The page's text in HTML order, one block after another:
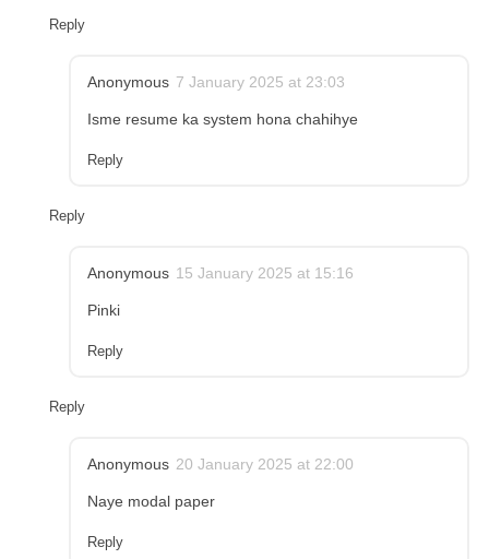
Reply
Anonymous 7 January 2025 at 23:03
Isme resume ka system hona chahihye
Reply
Reply
Anonymous 15 January 2025 at 15:16
Pinki
Reply
Reply
Anonymous 20 January 2025 at 22:00
Naye modal paper
Reply